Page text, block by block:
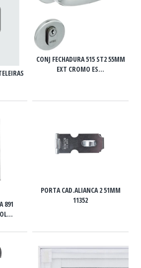
CONJ FECHADURA 515 ST2 55MM
EXT CROMO ES...
891
PORTA CAD.ALIANCA 2 51MM
11352